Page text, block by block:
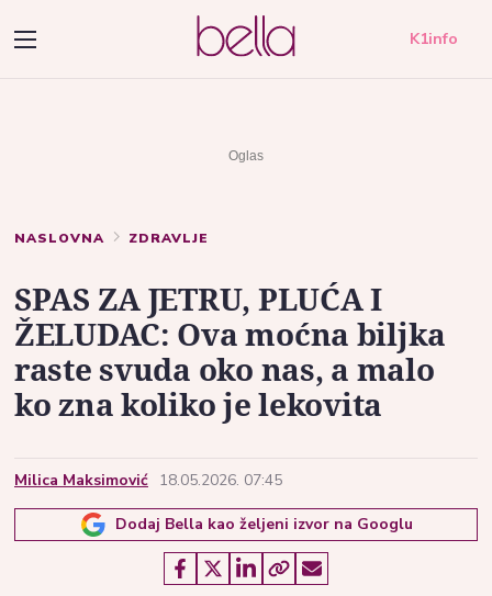
K1info
NASLOVNA ZDRAVLJE
SPAS ZA JETRU, PLUĆA I
ŽELUDAC: Ova moćna biljka
raste svuda oko nas, a malo
ko zna koliko je lekovita
Milica Maksimović 18.05.2026. 07:45
Dodaj Bella kao željeni izvor na Googlu